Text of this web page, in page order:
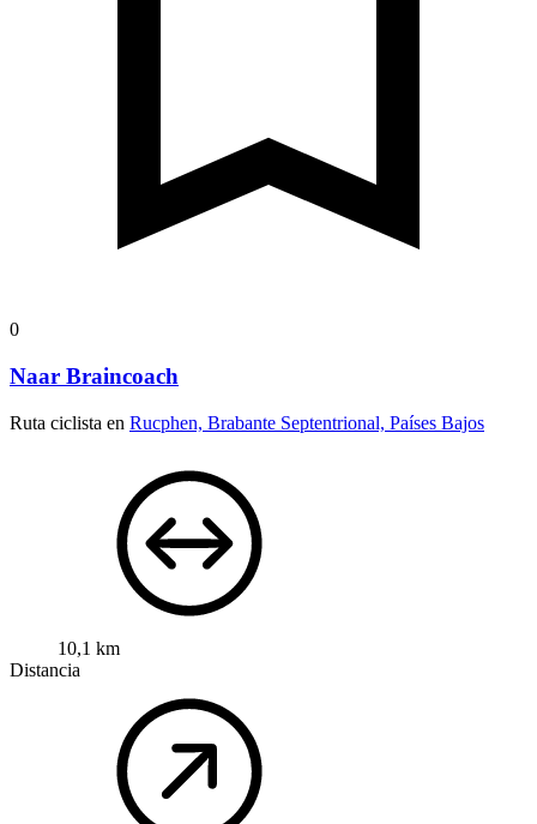
0
Naar Braincoach
Ruta ciclista en Rucphen, Brabante Septentrional, Países Bajos
10,1 km
Distancia